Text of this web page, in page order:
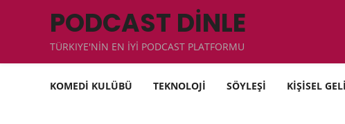
PODCAST DİNLE
TÜRKIYE'NİN EN İYİ PODCAST PLATFORMU
KOMEDİ KULÜBÜ TEKNOLOJİ SÖYLEŞİ KİŞİSEL